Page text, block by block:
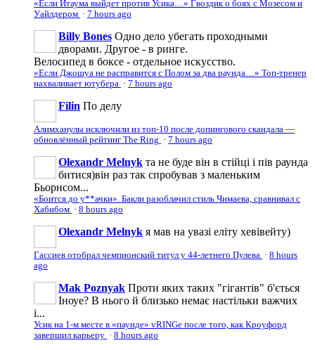
«Если Итаума выйдет против Усика…» Гвоздик о боях с Мозесом и
Уайлдером · 7 hours ago
Billy Bones Одно дело убегать проходными
дворами. Другое - в ринге.
Велосипед в боксе - отдельное искусство.
«Если Джошуа не расправится с Полом за два раунда…» Топ-тренер
нахваливает ютубера · 7 hours ago
Filin По делу
Алимханулы исключили из топ-10 после допингового скандала —
обновлённый рейтинг The Ring · 7 hours ago
Olexandr Melnyk та не буде він в стійці і пів раунда
битися)він раз так спробував з маленьким
Бьорнсом...
«Боится до у**ачки». Бакли разоблачил стиль Чимаева, сравнивал с
Хабибом · 8 hours ago
Olexandr Melnyk я мав на увазі еліту хевівейту)
Гассиев отобрал чемпионский титул у 44-летнего Пулева · 8 hours
ago
Mak Poznyak Проти яких таких "гігантів" б'ється
Іноуе? В нього й близько немає настільки важчих
і...
Усик на 1-м месте в «паунде» vRINGe после того, как Кроуфорд
завершил карьеру · 8 hours ago